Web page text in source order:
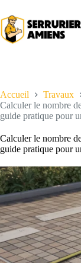
au
contenu
Accueil
Travaux
Calculer le nombre
guide pratique pour
Calculer le nombre
guide pratique pour